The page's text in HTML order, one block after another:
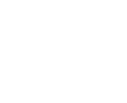
সঙ্কট